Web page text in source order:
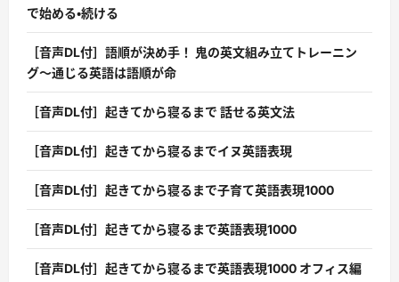
で始める・続ける
［音声DL付］語順が決め手！ 鬼の英文組み立てトレーニン
グ〜通じる英語は語順が命
［音声DL付］起きてから寝るまで 話せる英文法
［音声DL付］起きてから寝るまでイヌ英語表現
［音声DL付］起きてから寝るまで子育て英語表現1000
［音声DL付］起きてから寝るまで英語表現1000
［音声DL付］起きてから寝るまで英語表現1000 オフィス編